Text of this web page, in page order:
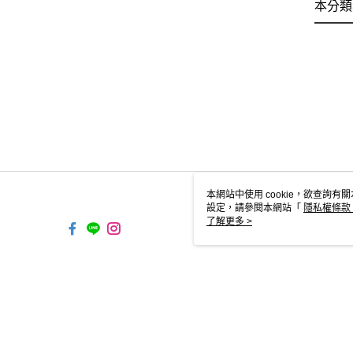
本分
本網站中使用 cookie，欲查詢有
設定，請參閱本網站「 隱私權條款
使用 cookie。
了解更多 >